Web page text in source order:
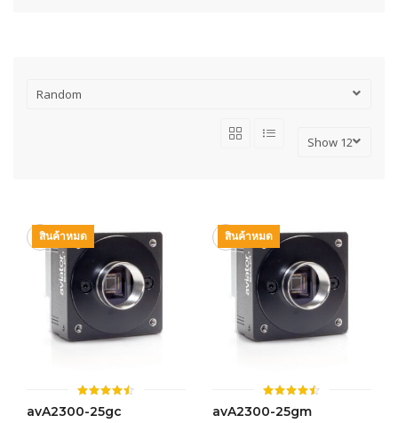
สินค้าหมด
ให้
คะแนน
avA2300-25gc
สินค้าหมด
ให้
คะแนน
avA2300-25gm